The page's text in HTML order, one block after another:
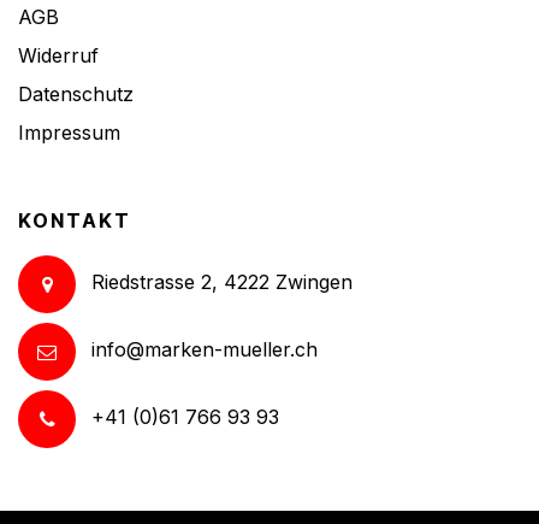
AGB
Widerruf
Datenschutz
Impressum
KONTAKT
Riedstrasse 2, 4222 Zwingen
info@marken-mueller.ch
+41 (0)61 766 93 93